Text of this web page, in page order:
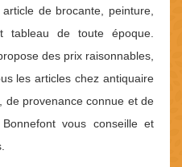
de brocante, peinture,
tableau de toute époque.
des prix raisonnables,
les articles chez antiquaire
de provenance connue et de
vous conseille et